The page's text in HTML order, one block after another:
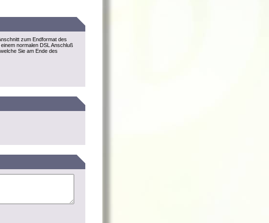
zum Endformat des
normalen DSL Anschluß
Sie am Ende des